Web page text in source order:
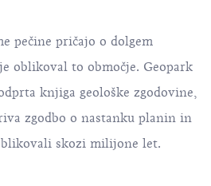
pečine pričajo o dolgem
oblikoval to območje. Geopark
knjiga geološke zgodovine,
zgodbo o nastanku planin in
skozi milijone let.